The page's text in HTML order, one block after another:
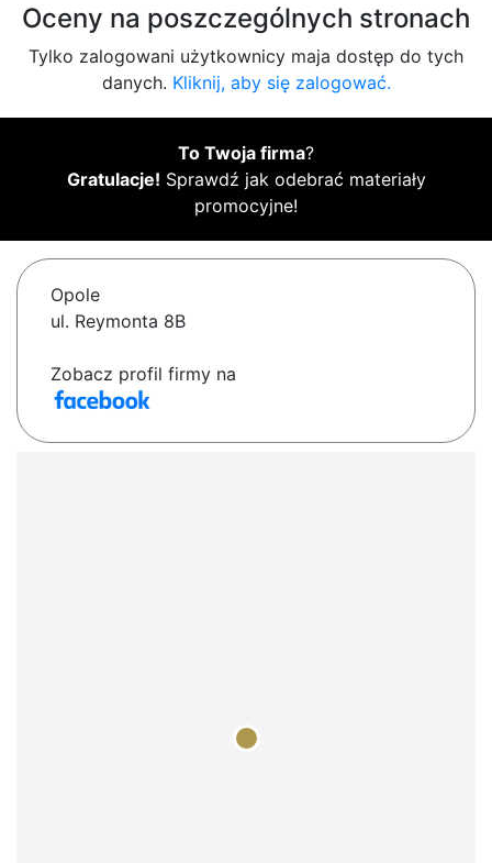
Oceny na poszczególnych stronach
Tylko zalogowani użytkownicy maja dostęp do tych
danych. Kliknij, aby się zalogować.
To Twoja firma?
Gratulacje! Sprawdź jak odebrać materiały
promocyjne!
Opole
ul. Reymonta 8B
Zobacz profil firmy na